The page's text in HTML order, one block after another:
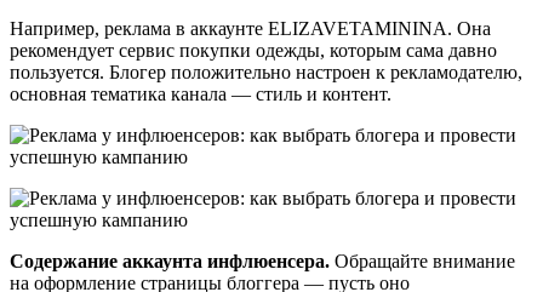
Например, реклама в аккаунте ELIZAVETAMININA. Она
рекомендует сервис покупки одежды, которым сама давно
пользуется. Блогер положительно настроен к рекламодателю,
основная тематика канала — стиль и контент.
Содержание аккаунта инфлюенсера. Обращайте внимание
на оформление страницы блоггера — пусть оно